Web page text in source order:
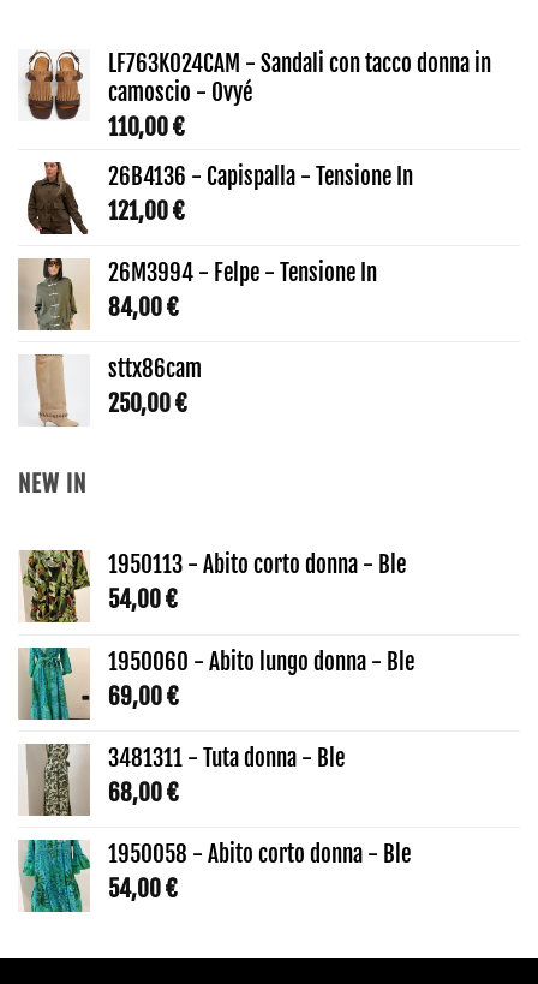
LF763K024CAM - Sandali con tacco donna in
camoscio - Ovyé
110,00€
26B4136 - Capispalla - Tensione In
121,00€
26M3994 - Felpe - Tensione In
84,00€
sttx86cam
250,00€
NEW IN
1950113 - Abito corto donna - Ble
54,00€
1950060 - Abito lungo donna - Ble
69,00€
3481311 - Tuta donna - Ble
68,00€
1950058 - Abito corto donna - Ble
54,00€